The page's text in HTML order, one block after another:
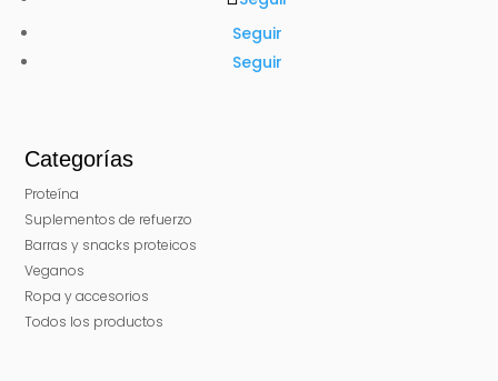
Seguir
Seguir
Categorías
Proteína
Suplementos de refuerzo
Barras y snacks proteicos
Veganos
Ropa y accesorios
Todos los productos